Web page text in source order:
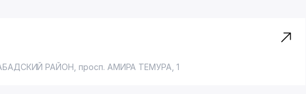
РАЙОН просп. АМИРА ТЕМУРА , 1